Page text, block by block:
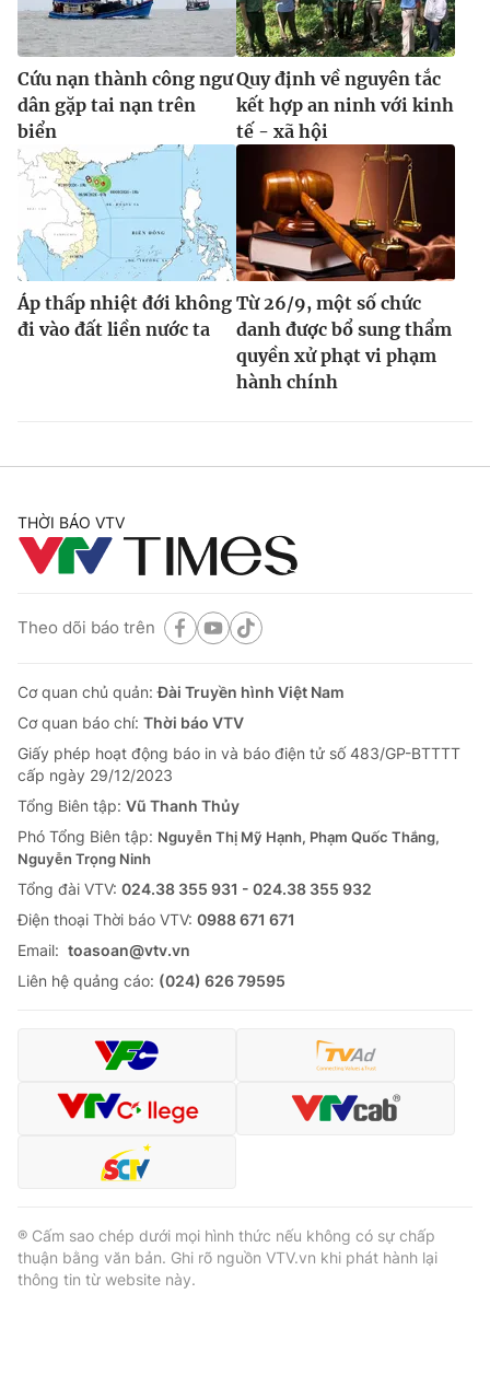
Cứu nạn thành công ngư
dân gặp tai nạn trên
biển
Quy định về nguyên tắc
kết hợp an ninh với kinh
tế - xã hội
Áp thấp nhiệt đới không
đi vào đất liền nước ta
Từ 26/9, một số chức
danh được bổ sung thẩm
quyền xử phạt vi phạm
hành chính
THỜI BÁO VTV
Theo dõi báo trên
Cơ quan chủ quản:Đài Truyền hình Việt Nam
Cơ quan báo chí: Thời báo VTV
Giấy phép hoạt động báo in và báo điện tử số 483/GP-BTTTT
cấp ngày 29/12/2023
Tổng Biên tập: Vũ Thanh Thủy
Phó Tổng Biên tập: Nguyễn Thị Mỹ Hạnh, Phạm Quốc Thắng,
Nguyễn Trọng Ninh
Tổng đài VTV: 024.38 355 931 - 024.38 355 932
Ðiện thoại Thời báo VTV: 0988 671 671
Email: toasoan@vtv.vn
Liên hệ quảng cáo: (024) 626 79595
® Cấm sao chép dưới mọi hình thức nếu không có sự chấp
thuận bằng văn bản. Ghi rõ nguồn VTV.vn khi phát hành lại
thông tin từ website này.